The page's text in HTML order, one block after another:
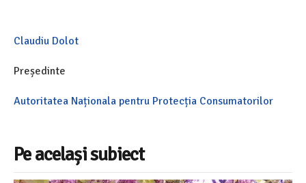
Claudiu Dolot
Președinte
Autoritatea Naționala pentru Protecția Consumatorilor
Pe același subiect